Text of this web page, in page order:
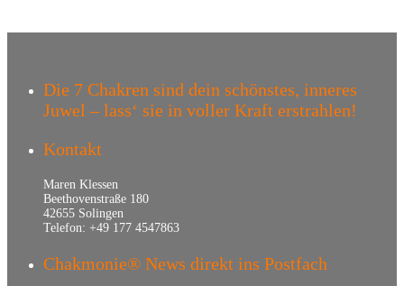
Die 7 Chakren sind dein schönstes, inneres
Juwel – lass‘ sie in voller Kraft erstrahlen!
Kontakt
Maren Klessen
Beethovenstraße 180
42655 Solingen
Telefon: +49 177 4547863
Chakmonie® News direkt ins Postfach